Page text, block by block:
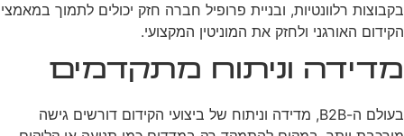
בקבוצות רלוונטיות, ובניית פרופיל חברה חזק יכולים לתמוך במאמצי
הקידום האורגני ולחזק את המוניטין המקצועי.
מדידה וניתוח מתקדמים
בעולם ה-B2B, מדידה וניתוח של ביצועי הקידום דורשים גישה